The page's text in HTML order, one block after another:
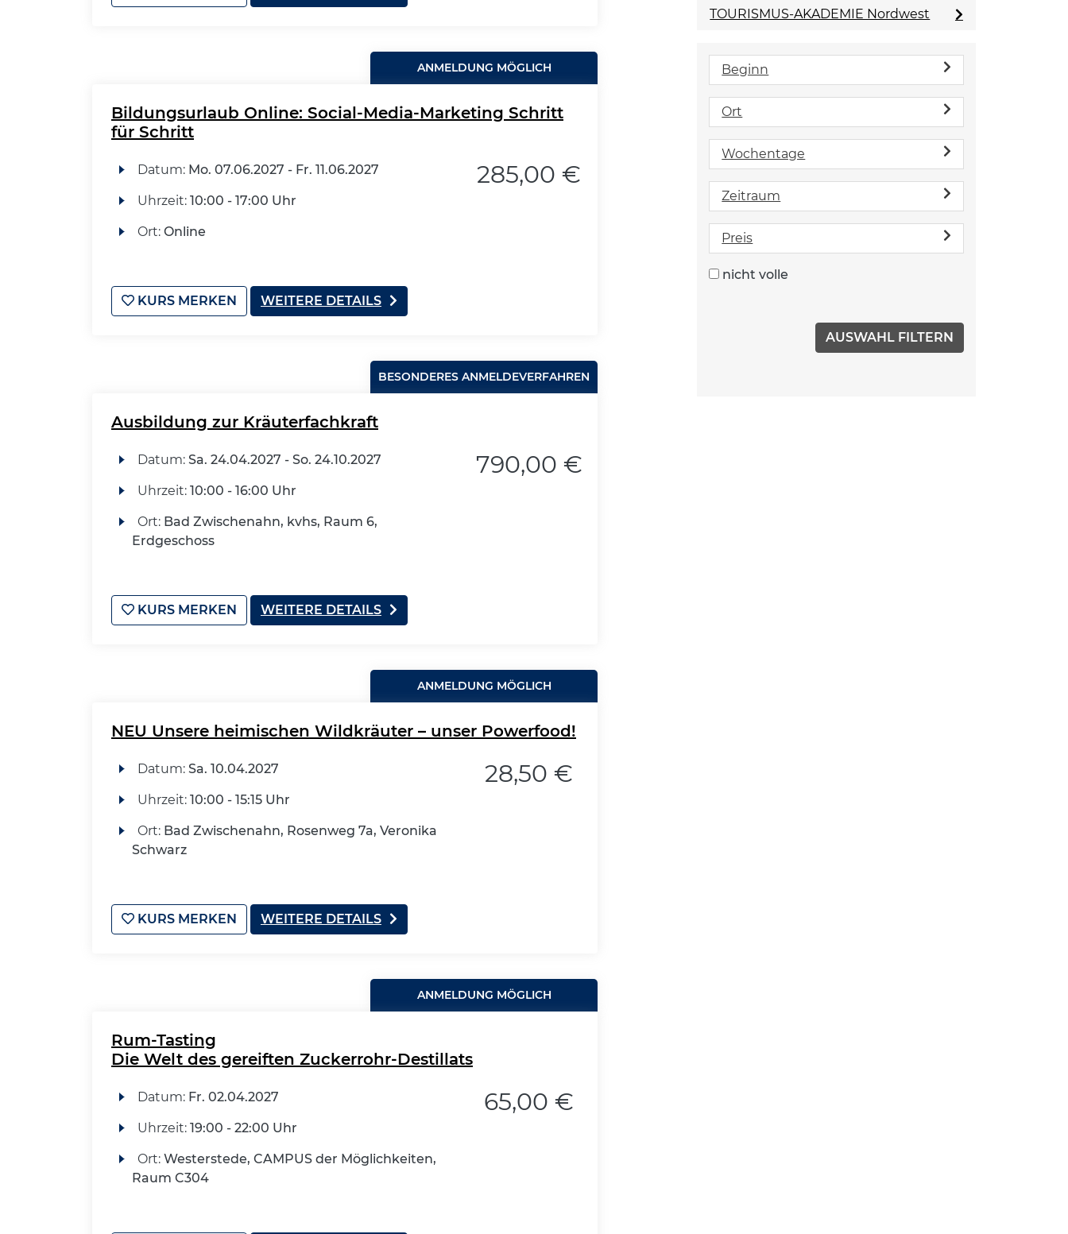
ANMELDUNG MÖGLICH
Bildungsurlaub Online: Social-Media-Marketing Schritt
für Schritt
Datum: Mo. 07.06.2027 - Fr. 11.06.2027
Uhrzeit: 10:00 - 17:00 Uhr
Ort: Online
285,00 €
KURS MERKEN WEITERE DETAILS
BESONDERES ANMELDEVERFAHREN
Ausbildung zur Kräuterfachkraft
Datum: Sa. 24.04.2027 - So. 24.10.2027
Uhrzeit: 10:00 - 16:00 Uhr
Ort: Bad Zwischenahn, kvhs, Raum 6,
Erdgeschoss
790,00 €
KURS MERKEN WEITERE DETAILS
ANMELDUNG MÖGLICH
NEU Unsere heimischen Wildkräuter – unser Powerfood!
Datum: Sa. 10.04.2027
Uhrzeit: 10:00 - 15:15 Uhr
Ort: Bad Zwischenahn, Rosenweg 7a, Veronika
Schwarz
28,50 €
KURS MERKEN WEITERE DETAILS
ANMELDUNG MÖGLICH
Rum-Tasting
Die Welt des gereiften Zuckerrohr-Destillats
Datum: Fr. 02.04.2027
Uhrzeit: 19:00 - 22:00 Uhr
Ort: Westerstede, CAMPUS der Möglichkeiten,
Raum C304
65,00 €
TOURISMUS-AKADEMIE Nordwest
Beginn
Ort
Wochentage
Zeitraum
Preis
nicht volle